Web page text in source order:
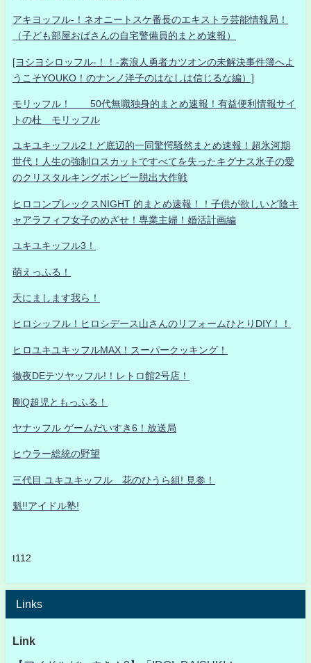
アキヨッフル-！ネオニートスケ番長のエキストラ芸能情報局！
（子ども部屋おばさんの自宅警備員的まとめ速報）
[ヨシヨシロッフル-！！-素浪人勇者カツオンの未解決事件簿へよ
うこそYOUKO！のナンノ洋子のはなしは信じるな編）]
モリッフル！ 50代無職独身的まとめ速報！有益便利情報サイ
トの杜 モリッフル
ユキユキッフル2！ど底辺的一同驚愕騒然まとめ速報！超氷河期
世代！人生の強制ロスカットですべてを失ったキグナス氷子の愛
のクリスタルキングボンビー脱出大作戦
ヒロコンプレックスNIGHT 的まとめ速報！！子供が欲しいど陰キ
ャアラフィフ女子のめざせ！専業主婦！婚活計画編
ユキユキッフル3！
萌えっふる！
天にまします我ら！
ヒロシッフル！ヒロシデース山さんのリフォームひとりDIY！！
ヒロユキユキッフルMAX！スーパークッキング！
徹夜DEテツヤッフル!！レトロ館2号店！
剛Q超児ともっふる！
ヤナッフル ゲームだいすき6！放送局
ヒウラー総統の野望
三代目 ユキユキッフル 花のひうら組! 見参！
魁!!アイドル塾!
t112
Links
Link